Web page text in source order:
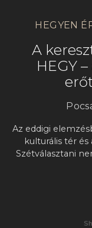
HEGYEN
A
HEGY
Az eddigi
kulturális tér
Szétválasztani